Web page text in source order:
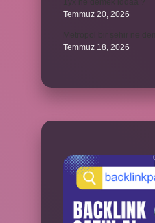
Temmuz 20, 2026
Temmuz 18, 2026